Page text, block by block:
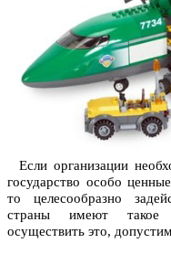
Если организации
государство особо
то целесообразно
страны имеют такое
осуществить это,